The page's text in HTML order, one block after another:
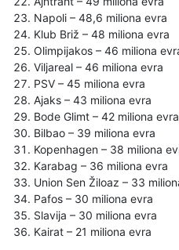
Napoli – 48,6 miliona evra
Klub Briž – 48 miliona evra
Olimpijakos – 46 miliona
Viljareal – 46 miliona evra
PSV – 45 miliona evra
Ajaks – 43 miliona evra
Bode Glimt – 42 miliona evra
Bilbao – 39 miliona evra
Kopenhagen – 38 miliona
Karabag – 36 miliona evra
Union Sen Žiloaz – 33
Pafos – 30 miliona evra
Slavija – 30 miliona evra
Kairat – 21 miliona evra